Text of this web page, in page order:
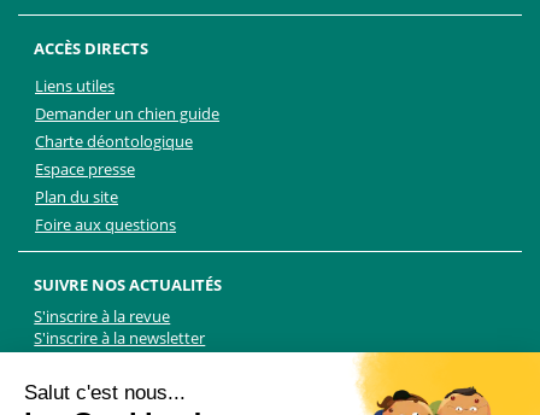
ACCÈS DIRECTS
Liens utiles
Demander un chien guide
Charte déontologique
Espace presse
Plan du site
Foire aux questions
SUIVRE NOS ACTUALITÉS
S'inscrire à la revue
S'inscrire à la newsletter
TikTok
Salut c'est nous...